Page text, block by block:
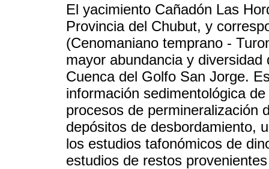
El yacimiento Cañadón Las
Provincia del Chubut, y
(Cenomaniano temprano -
mayor abundancia y
Cuenca del Golfo San Jorge.
información sedimentológica
procesos de permineralización
depósitos de desbordamiento,
los estudios tafonómicos de
estudios de restos